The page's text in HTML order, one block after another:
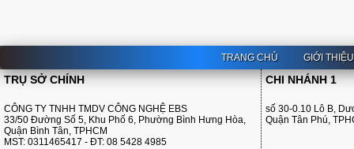
TRANG CHỦ GIỚI THIỆU
TRỤ SỞ CHÍNH
CÔNG TY TNHH TMDV CÔNG NGHỆ EBS
33/50 Đường Số 5, Khu Phố 6, Phường Bình Hưng Hòa,
Quận Bình Tân, TPHCM
MST: 0311465417 - ĐT: 08 5428 4985
CHI NHÁNH 1
số 30-0.10 Lô B,
Quận Tân Phú,